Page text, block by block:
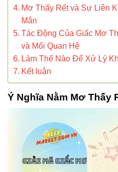
Mơ Thấy Rết và Sự Liên
Mắn
Tác Động Của Giấc Mơ
và Mối Quan Hệ
Làm Thế Nào Để Xử Lý
Kết luận
Ý Nghĩa Nằm Mơ Thấy